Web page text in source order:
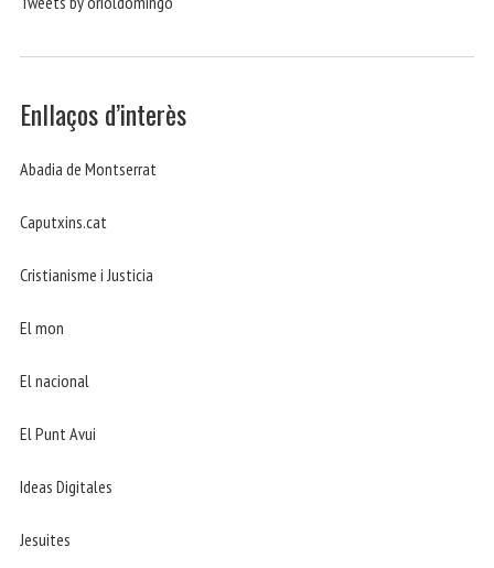
Enllaços d’interès
Abadia de Montserrat
Caputxins.cat
Cristianisme i Justicia
El mon
El nacional
El Punt Avui
Ideas Digitales
Jesuites